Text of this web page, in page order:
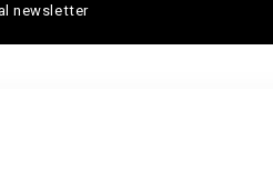
newsletter